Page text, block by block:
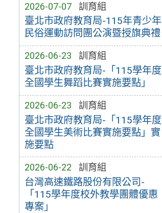
2026-07-07 訓育組
臺北市政府教育局-115年青少年
民俗運動訪問團公演暨授旗典禮
2026-06-23 訓育組
臺北市政府教育局-「115學年度
全國學生舞蹈比賽實施要點」
2026-06-23 訓育組
臺北市政府教育局-「115學年度
全國學生美術比賽實施要點」實
施要點
2026-06-22 訓育組
台灣高速鐵路股份有限公司-
「115學年度校外教學團體優惠
專案」